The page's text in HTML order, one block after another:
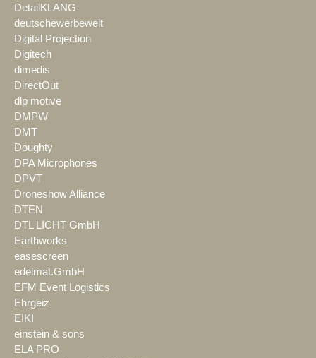
DetailKLANG
deutschewerbewelt
Digital Projection
Digitech
dimedis
DirectOut
dlp motive
DMPW
DMT
Doughty
DPA Microphones
DPVT
Droneshow Alliance
DTEN
DTL LICHT GmbH
Earthworks
easescreen
edelmat.GmbH
EFM Event Logistics
Ehrgeiz
EIKI
einstein & sons
ELA PRO